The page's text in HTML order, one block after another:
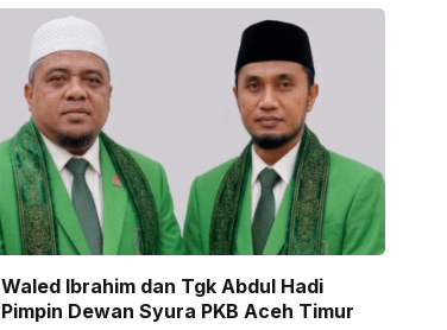
Waled Ibrahim dan Tgk Abdul Hadi
Pimpin Dewan Syura PKB Aceh Timur